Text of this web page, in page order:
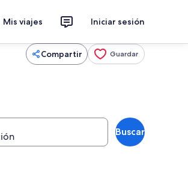
Mis viajes Iniciar sesión
Compartir Guardar
Buscar